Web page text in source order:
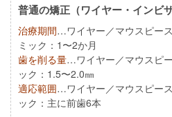
普通の矯正（ワイヤー・インビ
治療期間…ワイヤー／マウスピ
ミック：1〜2か月
歯を削る量…ワイヤー／マウスピ
ック：1.5〜2.0㎜
適応範囲…ワイヤー／マウスピー
ック：主に前歯6本